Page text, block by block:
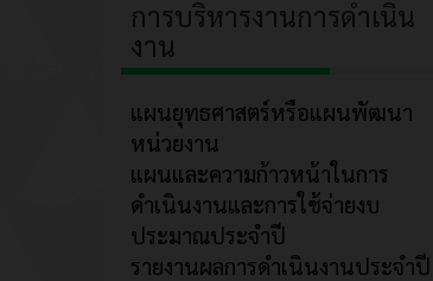
การบริหารงานการดำเนิน
งาน
แผนยุทธศาสตร์หรือแผนพัฒนา
หน่วยงาน
แผนและความก้าวหน้าในการ
ดำเนินงานและการใช้จ่ายงบ
ประมาณประจำปี
รายงานผลการดำเนินงานประจำปี